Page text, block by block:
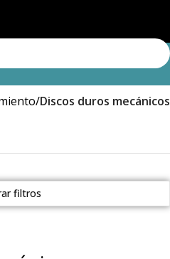
Discos duros mecánicos
filtros